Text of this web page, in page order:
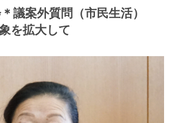
議案外質問（市民生活）
を拡大して